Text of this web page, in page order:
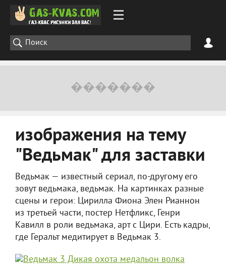
изображения на тему
"Ведьмак" для заставки
Ведьмак — известный сериал, по-другому его
зовут ведьмака, ведьмак. На картинках разные
сцены и герои: Цирилла Фиона Элен Рианнон
из третьей части, постер Нетфликс, Генри
Кавилл в роли ведьмака, арт с Цири. Есть кадры,
где Геральт медитирует в Ведьмак 3.